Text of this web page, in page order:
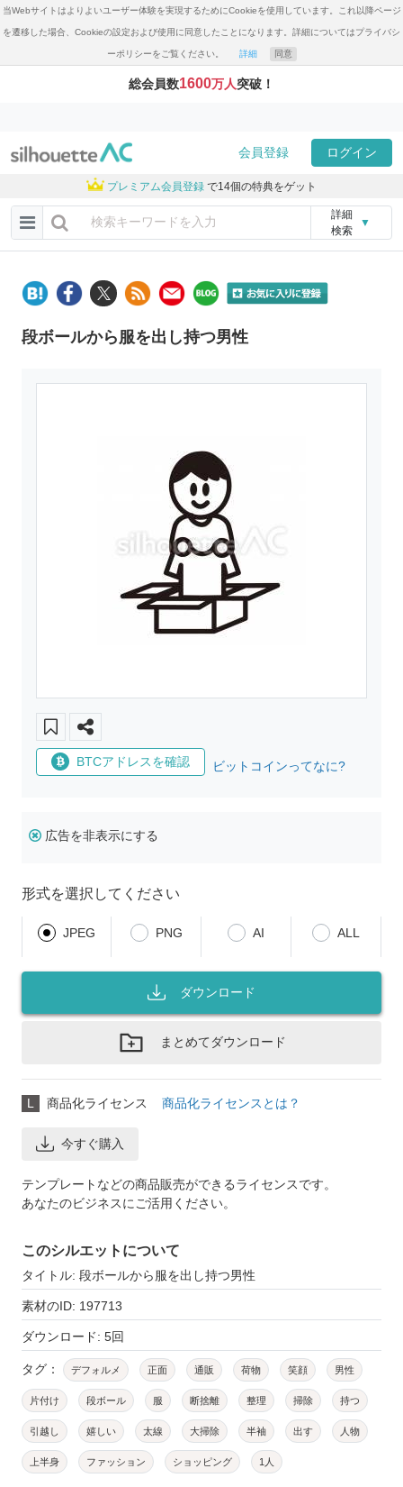
当Webサイトはよりよいユーザー体験を実現するためにCookieを使用しています。これ以降ページ
を遷移した場合、Cookieの設定および使用に同意したことになります。詳細についてはプライバシ
ーポリシーをご覧ください。 詳細 同意
総会員数1600万人突破！
会員登録 ログイン
プレミアム会員登録 で14個の特典をゲット
詳細
検索
▼
段ボールから服を出し持つ男性
BTCアドレスを確認 ビットコインってなに?
広告を非表示にする
形式を選択してください
JPEG PNG AI ALL
ダウンロード
まとめてダウンロード
L 商品化ライセンス 商品化ライセンスとは？
今すぐ購入
テンプレートなどの商品販売ができるライセンスです。
あなたのビジネスにご活用ください。
このシルエットについて
タイトル: 段ボールから服を出し持つ男性
素材のID: 197713
ダウンロード: 5回
タグ： デフォルメ 正面 通販 荷物 笑顔 男性
片付け 段ボール 服 断捨離 整理 掃除 持つ
引越し 嬉しい 太線 大掃除 半袖 出す 人物
上半身 ファッション ショッピング 1人